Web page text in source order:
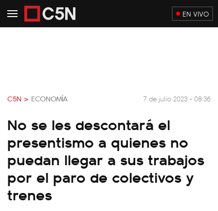
EN VIVO
C5N > ECONOMÍA 7 de julio 2023 - 08:36
No se les descontará el
presentismo a quienes no
puedan llegar a sus trabajos
por el paro de colectivos y
trenes